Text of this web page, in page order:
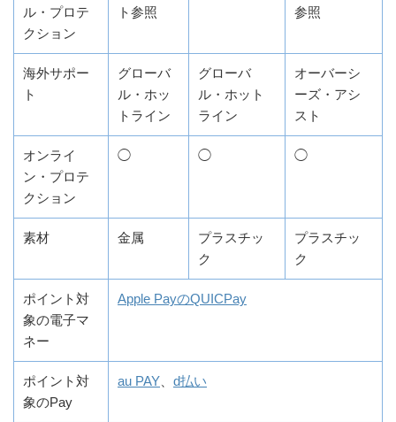
ル・プロテ
クション
ト参照
参照
海外サポー
ト
グローバ
ル・ホッ
トライン
グローバ
ル・ホット
ライン
オーバーシ
ーズ・アシ
スト
オンライ
ン・プロテ
クション
◯ ◯ ◯
素材 金属
プラスチッ
ク
プラスチッ
ク
ポイント対
象の電子マ
ネー
Apple PayのQUICPay
ポイント対
象のPay
au PAY d払い